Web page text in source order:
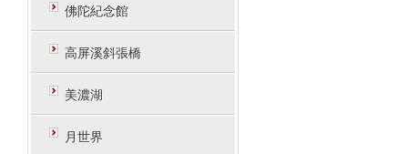
佛陀紀念館
高屏溪斜張橋
美濃湖
月世界